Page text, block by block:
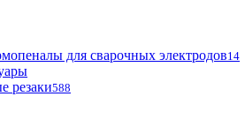
для сварочных электродов14
резаки588